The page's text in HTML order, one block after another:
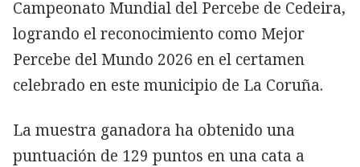
Campeonato Mundial del Percebe de Cedeira,
logrando el reconocimiento como Mejor
Percebe del Mundo 2026 en el certamen
celebrado en este municipio de La Coruña.
La muestra ganadora ha obtenido una
puntuación de 129 puntos en una cata a